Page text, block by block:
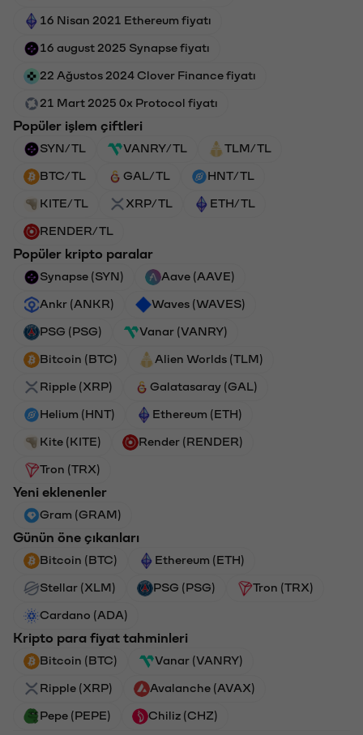
16 Nisan 2021 Ethereum fiyatı
16 august 2025 Synapse fiyatı
22 Ağustos 2024 Clover Finance fiyatı
21 Mart 2025 0x Protocol fiyatı
Popüler işlem çiftleri
SYN/TL VANRY/TL TLM/TL
BTC/TL GAL/TL HNT/TL
KITE/TL XRP/TL ETH/TL
RENDER/TL
Popüler kripto paralar
Synapse (SYN) Aave (AAVE)
Ankr (ANKR) Waves (WAVES)
PSG (PSG) Vanar (VANRY)
Bitcoin (BTC) Alien Worlds (TLM)
Ripple (XRP) Galatasaray (GAL)
Helium (HNT) Ethereum (ETH)
Kite (KITE) Render (RENDER)
Tron (TRX)
Yeni eklenenler
Gram (GRAM)
Günün öne çıkanları
Bitcoin (BTC) Ethereum (ETH)
Stellar (XLM) PSG (PSG) Tron (TRX)
Cardano (ADA)
Kripto para fiyat tahminleri
Bitcoin (BTC) Vanar (VANRY)
Ripple (XRP) Avalanche (AVAX)
Pepe (PEPE) Chiliz (CHZ)